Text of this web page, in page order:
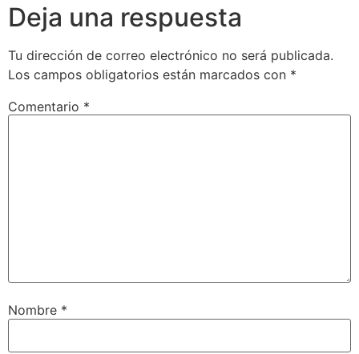
Deja una respuesta
Tu dirección de correo electrónico no será publicada.
Los campos obligatorios están marcados con *
Comentario *
Nombre *